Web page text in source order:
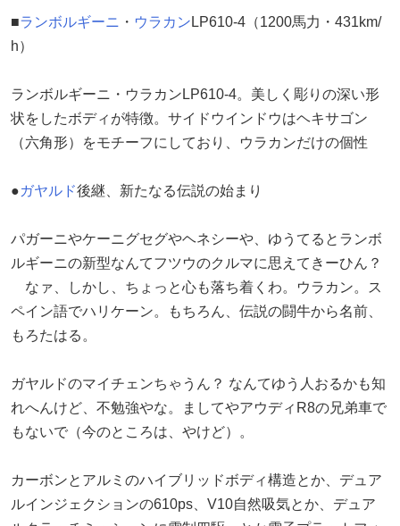
■ランボルギーニ ・ ウラカン LP610-4（1200馬力・431km/
h）
ランボルギーニ・ウラカンLP610-4。美しく彫りの深い形
状をしたボディが特徴。サイドウインドウはヘキサゴン
（六角形）をモチーフにしており、ウラカンだけの個性
●ガヤルド後継、新たなる伝説の始まり
パガーニやケーニグセグやヘネシーや、ゆうてるとランボ
ルギーニの新型なんてフツウのクルマに思えてきーひん？
なァ、しかし、ちょっと心も落ち着くわ。ウラカン。ス
ペイン語でハリケーン。もちろん、伝説の闘牛から名前、
もろたはる。
ガヤルドのマイチェンちゃうん？ なんてゆう人おるかも知
れへんけど、不勉強やな。ましてやアウディR8の兄弟車で
もないで（今のところは、やけど）。
カーボンとアルミのハイブリッドボディ構造とか、デュア
ルインジェクションの610ps、V10自然吸気とか、デュア